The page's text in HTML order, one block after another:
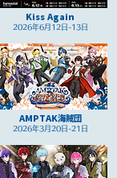
Kiss Again
2026年6月12日-13日
AMPTAK海賊団
2026年3月20日-21日